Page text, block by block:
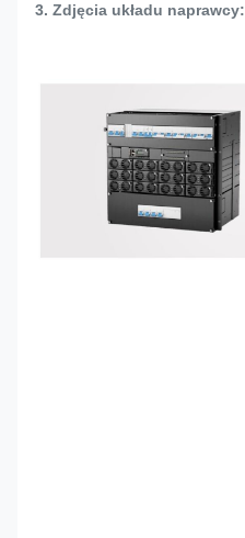
3. Zdjęcia układu naprawcy: